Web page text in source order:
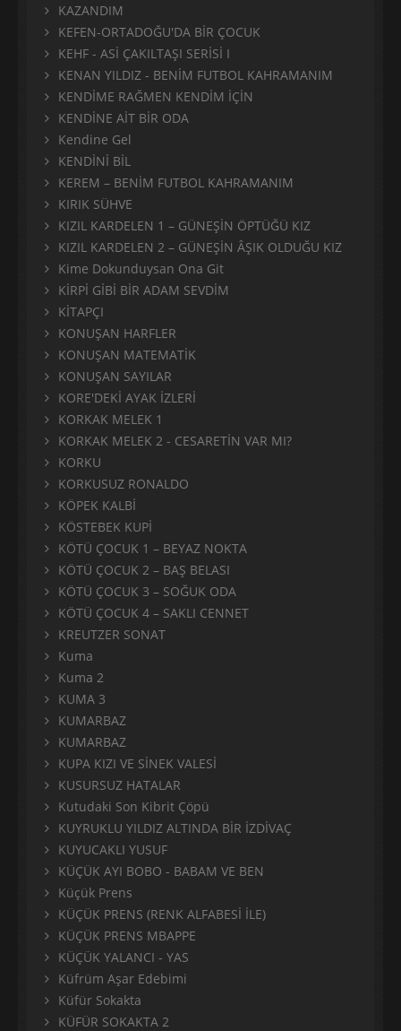
KAZANDIM
KEFEN-ORTADOĞU'DA BİR ÇOCUK
KEHF - ASİ ÇAKILTAŞI SERİSİ I
KENAN YILDIZ - BENİM FUTBOL KAHRAMANIM
KENDİME RAĞMEN KENDİM İÇİN
KENDİNE AİT BİR ODA
Kendine Gel
KENDİNİ BİL
KEREM – BENİM FUTBOL KAHRAMANIM
KIRIK SÜHVE
KIZIL KARDELEN 1 – GÜNEŞİN ÖPTÜĞÜ KIZ
KIZIL KARDELEN 2 – GÜNEŞİN ÂŞIK OLDUĞU KIZ
Kime Dokunduysan Ona Git
KİRPİ GİBİ BİR ADAM SEVDİM
KİTAPÇI
KONUŞAN HARFLER
KONUŞAN MATEMATİK
KONUŞAN SAYILAR
KORE'DEKİ AYAK İZLERİ
KORKAK MELEK 1
KORKAK MELEK 2 - CESARETİN VAR MI?
KORKU
KORKUSUZ RONALDO
KÖPEK KALBİ
KÖSTEBEK KUPİ
KÖTÜ ÇOCUK 1 – BEYAZ NOKTA
KÖTÜ ÇOCUK 2 – BAŞ BELASI
KÖTÜ ÇOCUK 3 – SOĞUK ODA
KÖTÜ ÇOCUK 4 – SAKLI CENNET
KREUTZER SONAT
Kuma
Kuma 2
KUMA 3
KUMARBAZ
KUMARBAZ
KUPA KIZI VE SİNEK VALESİ
KUSURSUZ HATALAR
Kutudaki Son Kibrit Çöpü
KUYRUKLU YILDIZ ALTINDA BİR İZDİVAÇ
KUYUCAKLI YUSUF
KÜÇÜK AYI BOBO - BABAM VE BEN
Küçük Prens
KÜÇÜK PRENS (RENK ALFABESİ İLE)
KÜÇÜK PRENS MBAPPE
KÜÇÜK YALANCI - YAS
Küfrüm Aşar Edebimi
Küfür Sokakta
KÜFÜR SOKAKTA 2